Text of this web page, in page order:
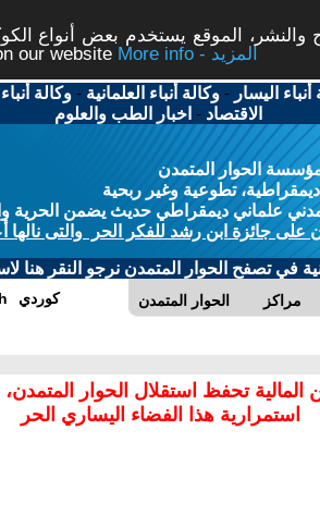
الموقع يستخدم بعض أنواع
our website
More info - المزيد
أنباء اليسار -وكالة أنباء العلمانية -وكالة
الاقتصاد - اخبار الطب والعلوم
الحوار المتمدن
تطوعية وغير ربحية
علماني ديمقراطي حديث يضمن الحرية
على جائزة ابن رشد للفكر الحر والتى نالها
في تصفح الحوار المتمدن نرجو النقر هنا
الحوار المتمدن مراكز كوردي
المالية تحفظ استقلال الحوار
استمرارية هذا الفضاء اليساري الحر